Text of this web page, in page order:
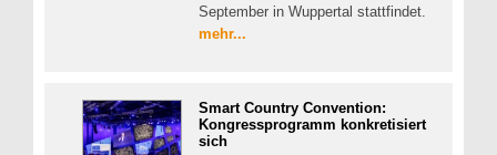
September in Wuppertal stattfindet.
mehr...
Smart Country Convention:
Kongressprogramm konkretisiert
sich